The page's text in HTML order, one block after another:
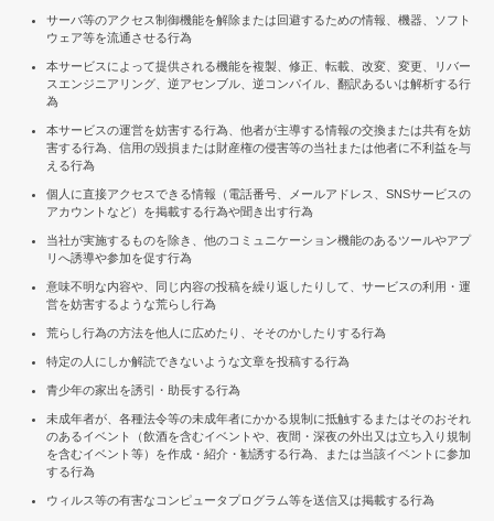
サーバ等のアクセス制御機能を解除または回避するための情報、機器、ソフト
ウェア等を流通させる行為
本サービスによって提供される機能を複製、修正、転載、改変、変更、リバー
スエンジニアリング、逆アセンブル、逆コンパイル、翻訳あるいは解析する行
為
本サービスの運営を妨害する行為、他者が主導する情報の交換または共有を妨
害する行為、信用の毀損または財産権の侵害等の当社または他者に不利益を与
える行為
個人に直接アクセスできる情報（電話番号、メールアドレス、SNSサービスの
アカウントなど）を掲載する行為や聞き出す行為
当社が実施するものを除き、他のコミュニケーション機能のあるツールやアプ
リへ誘導や参加を促す行為
意味不明な内容や、同じ内容の投稿を繰り返したりして、サービスの利用・運
営を妨害するような荒らし行為
荒らし行為の方法を他人に広めたり、そそのかしたりする行為
特定の人にしか解読できないような文章を投稿する行為
青少年の家出を誘引・助長する行為
未成年者が、各種法令等の未成年者にかかる規制に抵触するまたはそのおそれ
のあるイベント（飲酒を含むイベントや、夜間・深夜の外出又は立ち入り規制
を含むイベント等）を作成・紹介・勧誘する行為、または当該イベントに参加
する行為
ウィルス等の有害なコンピュータプログラム等を送信又は掲載する行為